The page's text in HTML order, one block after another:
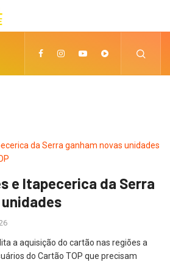
e Itapecerica da Serra
a aquisição do cartão nas regiões a
do Cartão TOP que precisam